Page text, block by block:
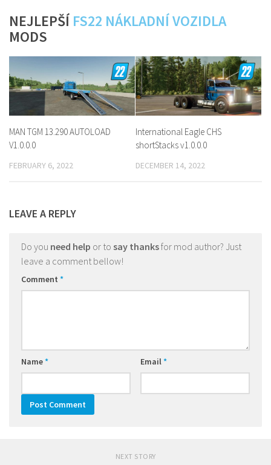
NEJLEPŠÍ FS22 NÁKLADNÍ VOZIDLA
MODS
MAN TGM 13.290 AUTOLOAD
V1.0.0.0
FEBRUARY 6, 2022
International Eagle CHS
shortStacks v1.0.0.0
DECEMBER 14, 2022
LEAVE A REPLY
Do you need help or to say thanksfor mod author? Just
leave a comment bellow!
Comment *
Name* Email*
NEXT STORY